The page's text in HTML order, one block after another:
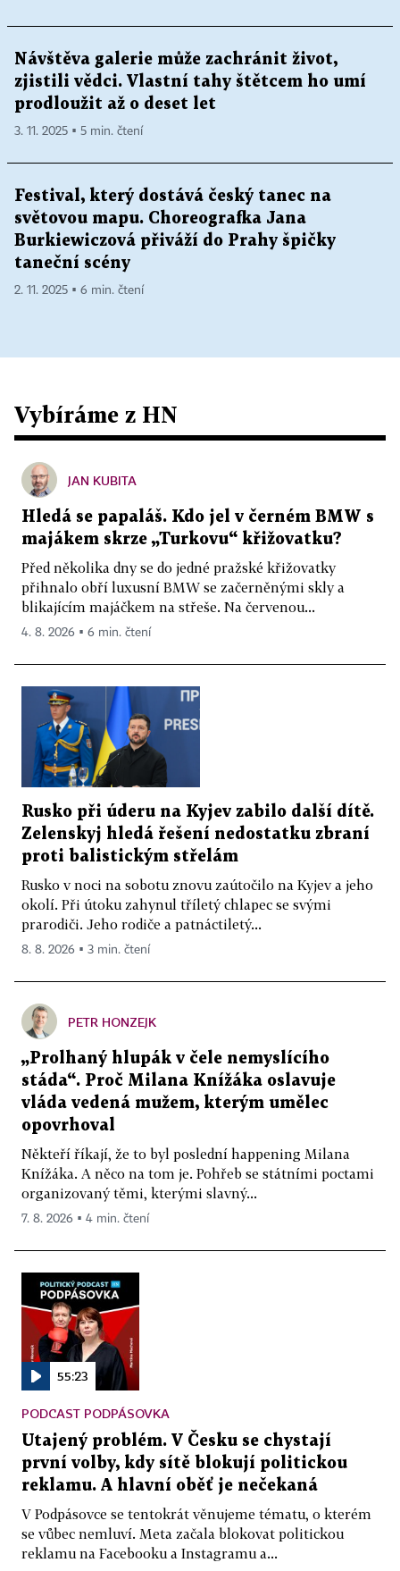
Návštěva galerie může zachránit život,
zjistili vědci. Vlastní tahy štětcem ho umí
prodloužit až o deset let
3. 11. 2025 ▪ 5 min. čtení
Festival, který dostává český tanec na
světovou mapu. Choreografka Jana
Burkiewiczová přiváží do Prahy špičky
taneční scény
2. 11. 2025 ▪ 6 min. čtení
Vybíráme z HN
JAN KUBITA
Hledá se papaláš. Kdo jel v černém BMW s
majákem skrze „Turkovu“ křižovatku?
Před několika dny se do jedné pražské křižovatky
přihnalo obří luxusní BMW se začerněnými skly a
blikajícím majáčkem na střeše. Na červenou...
4. 8. 2026 ▪ 6 min. čtení
Rusko při úderu na Kyjev zabilo další dítě.
Zelenskyj hledá řešení nedostatku zbraní
proti balistickým střelám
Rusko v noci na sobotu znovu zaútočilo na Kyjev a jeho
okolí. Při útoku zahynul tříletý chlapec se svými
prarodiči. Jeho rodiče a patnáctiletý...
8. 8. 2026 ▪ 3 min. čtení
PETR HONZEJK
„Prolhaný hlupák v čele nemyslícího
stáda“. Proč Milana Knížáka oslavuje
vláda vedená mužem, kterým umělec
opovrhoval
Někteří říkají, že to byl poslední happening Milana
Knížáka. A něco na tom je. Pohřeb se státními poctami
organizovaný těmi, kterými slavný...
7. 8. 2026 ▪ 4 min. čtení
55:23
PODCAST PODPÁSOVKA
Utajený problém. V Česku se chystají
první volby, kdy sítě blokují politickou
reklamu. A hlavní oběť je nečekaná
V Podpásovce se tentokrát věnujeme tématu, o kterém
se vůbec nemluví. Meta začala blokovat politickou
reklamu na Facebooku a Instagramu a...